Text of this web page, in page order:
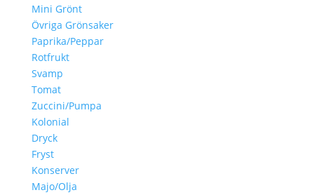
Mini Grönt
Övriga Grönsaker
Paprika/Peppar
Rotfrukt
Svamp
Tomat
Zuccini/Pumpa
Kolonial
Dryck
Fryst
Konserver
Majo/Olja